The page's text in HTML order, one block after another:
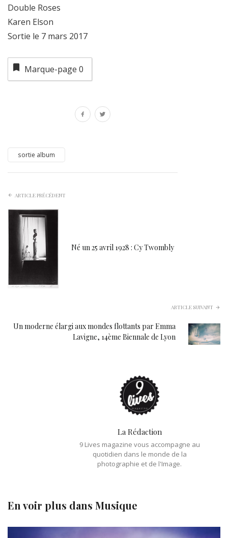
Double Roses
Karen Elson
Sortie le 7 mars 2017
Marque-page 0
sortie album
ARTICLE PRÉCÉDENT
Né un 25 avril 1928 : Cy Twombly
ARTICLE SUIVANT
Un moderne élargi aux mondes flottants par Emma
Lavigne, 14ème Biennale de Lyon
La Rédaction
9 Lives magazine vous accompagne au
quotidien dans le monde de la
photographie et de l'Image.
En voir plus dans Musique